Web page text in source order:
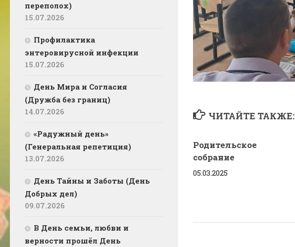
ЧИТАЙТЕ ТАКЖЕ:
Родительское
собрание
05.03.2025
переполох)
15.07.2026
Профилактика
энтеровирусной инфекции
15.07.2026
День Мира и Согласия
(Дружба без границ)
14.07.2026
«Радужный день»
(Генеральная репетиция)
13.07.2026
День Тайны и Заботы (День
Добрых дел)
09.07.2026
В День семьи, любви и
верности прошёл День